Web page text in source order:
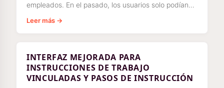
empleados. En el pasado, los usuarios solo podían
Leer más →
INTERFAZ MEJORADA PARA
INSTRUCCIONES DE TRABAJO
VINCULADAS Y PASOS DE INSTRUCCIÓN